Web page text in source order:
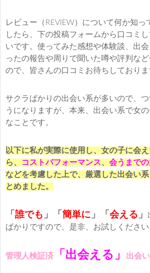
レビュー（REVIEW）について何か知っ
したら、下の投稿フォームから口コミ
いです。使ってみた感想や体験談、出
ったの報告や周りで聞いた噂や評判な
ので、皆さんの口コミお待ちしておりま
サクラばかりの出会い系が多いので、
うになりますが、本来、出会い系で女
なことです。
以下に私が実際に使用し、女の子に会
ら、
コストパフォーマンス、 会うまでの
などを考慮した上で、厳選した出会い
とめました。
「 誰でも 」「 簡単に 」 「 会える 」
ばかりですので、是非、お試しください
管理人検証済 「出会える」 出会